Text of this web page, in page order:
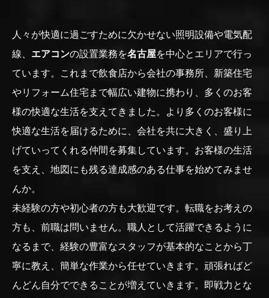
人々が快適に過ごすために欠かせない照明設備や電気配
線、 エアコンの設置業務を名古屋を中心とエリアで行っ
ています。これまで飲食店から会社の事務所、新築住宅
やリフォーム住宅まで幅広い建物に携わり、多くのお客
様の快適な生活を支えてきました。より多くのお客様に
快適な生活を届けるために、会社を共に大きく、盛り上
げていってくれる仲間を募集しています。お客様の生活
を支え、地図にも残る達成感のある仕事を始めてみませ
んか。
未経験の方や初心者の方も大歓迎です。転職をお考えの
方も、前職は問いません。職人として活躍できるように
なるまで、経験の豊富なスタッフが基本的なことから丁
寧に教え、簡単な作業から任せていきます。頑張ればど
んどん自分でできることが増えていきます。即戦力とな